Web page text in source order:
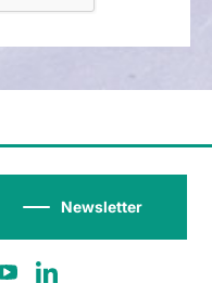
Newsletter